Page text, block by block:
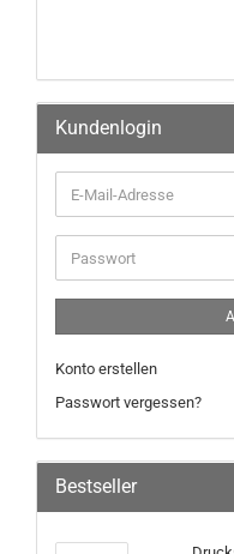
Kundenlogin
Konto erstellen
Passwort vergessen?
Bestseller